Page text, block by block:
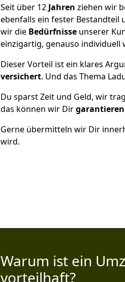
Seit über 12 Jahren ziehen wir
ebenfalls ein fester Bestandteil
wir die Bedürfnisse unserer
einzigartig, genauso individuell
Dieser Vorteil ist ein klares
versichert. Und das Thema
Du sparst Zeit und Geld, wir
das können wir Dirgarantieren
Gerne übermitteln wir Dir
wird.
Warum ist ein
vorteilhaft?